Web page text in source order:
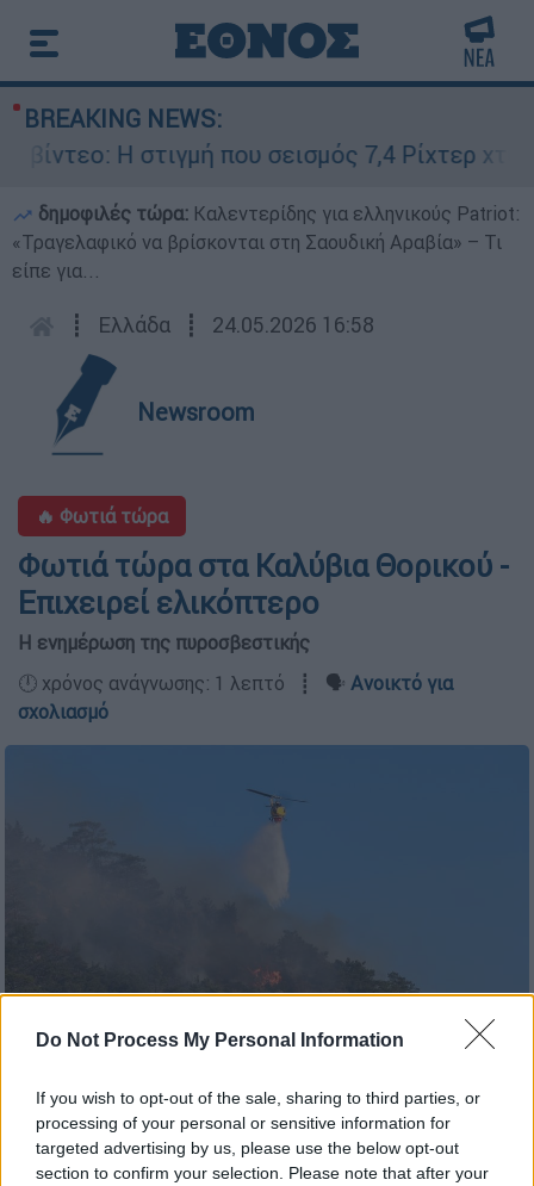
Do Not Process My Personal Information
If you wish to opt-out of the sale, sharing to third parties, or
processing of your personal or sensitive information for
targeted advertising by us, please use the below opt-out
section to confirm your selection. Please note that after your
BREAKING NEWS:
Η στιγμή που σεισμός 7,4 Ρίχτερ
δημοφιλές τώρα: Καλεντερίδης για ελληνικούς Patriot:
«Τραγελαφικό να βρίσκονται στη Σαουδική Αραβία» – Τι
είπε για...
┋ Ελλάδα ┋ 24.05.2026 16:58
Newsroom
🔥 Φωτιά τώρα
Φωτιά τώρα στα Καλύβια Θορικού -
Επιχειρεί ελικόπτερο
Η ενημέρωση της πυροσβεστικής
🕛 χρόνος ανάγνωσης: 1 λεπτό ┋ 🗣️ Ανοικτό για
σχολιασμό
Προσθέστε το ΕΘΝΟΣ στη Google